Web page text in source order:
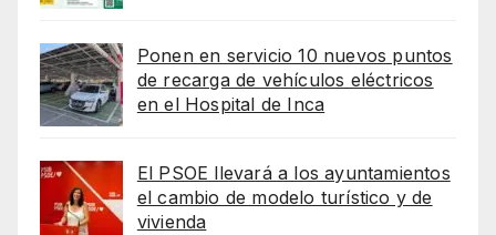
Ponen en servicio 10 nuevos puntos
de recarga de vehículos eléctricos
en el Hospital de Inca
El PSOE llevará a los ayuntamientos
el cambio de modelo turístico y de
vivienda